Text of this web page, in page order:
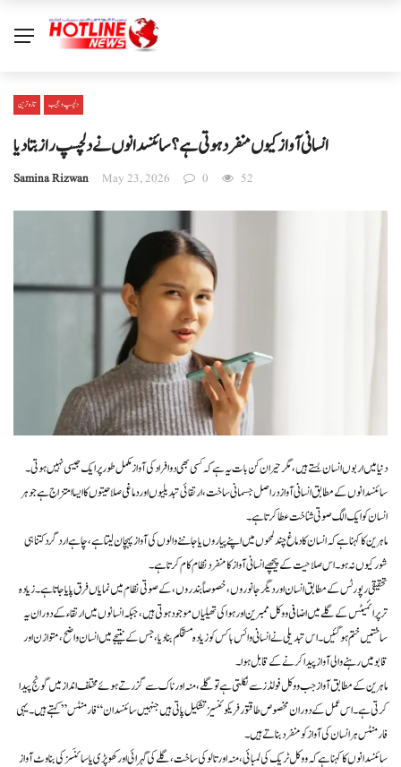
تازہ ترین دلچسپ و عجیب
انسانی آواز کیوں منفرد ہوتی ہے؟ سائنسدانوں نے دلچسپ راز بتا دیا
Samina Rizwan May 23, 2026 0 52
دنیا میں اربوں انسان بستے ہیں، مگر حیران کن بات یہ ہے کہ کسی بھی دو افراد کی آواز مکمل طور پر ایک جیسی نہیں ہوتی۔
سائنسدانوں کے مطابق انسانی آواز دراصل جسمانی ساخت، ارتقائی تبدیلیوں اور دماغی صلاحیتوں کا ایسا امتزاج ہے جو ہر
انسان کو ایک الگ صوتی شناخت عطا کرتا ہے۔
ماہرین کا کہنا ہے کہ انسان کا دماغ چند لمحوں میں اپنے پیاروں یا جاننے والوں کی آواز پہچان لیتا ہے، چاہے اردگرد کتنا ہی
شور کیوں نہ ہو۔ اس صلاحیت کے پیچھے انسانی آواز کا منفرد نظام کام کرتا ہے۔
تحقیقی رپورٹس کے مطابق انسان اور دیگر جانوروں، خصوصاً بندروں، کے صوتی نظام میں نمایاں فرق پایا جاتا ہے۔ زیادہ
تر پرائمیٹس کے گلے میں اضافی ووکل ممبرین اور ہوا کی تھیلیاں موجود ہوتی ہیں، جبکہ انسانوں میں ارتقاء کے دوران یہ
ساختیں ختم ہوگئیں۔ اس تبدیلی نے انسانی وائس باکس کو زیادہ مستحکم بنا دیا، جس کے نتیجے میں انسان واضح، متوازن اور
قابو میں رہنے والی آواز پیدا کرنے کے قابل ہوا۔
ماہرین کے مطابق آواز جب ووکل فولڈز سے نکلتی ہے تو گلے، منہ اور ناک سے گزرتے ہوئے مختلف انداز میں گونج پیدا
کرتی ہے۔ اس عمل کے دوران مخصوص طاقتور فریکوئنسیز تشکیل پاتی ہیں جنہیں سائنسدان “فارمنٹس” کہتے ہیں۔ یہی
فارمنٹس ہر انسان کی آواز کو منفرد بناتے ہیں۔
سائنسدانوں کا کہنا ہے کہ ووکل ٹریک کی لمبائی، منہ اور تالو کی ساخت، گلے کی گہرائی اور کھوپڑی یا سائنَسز کی بناوٹ آواز